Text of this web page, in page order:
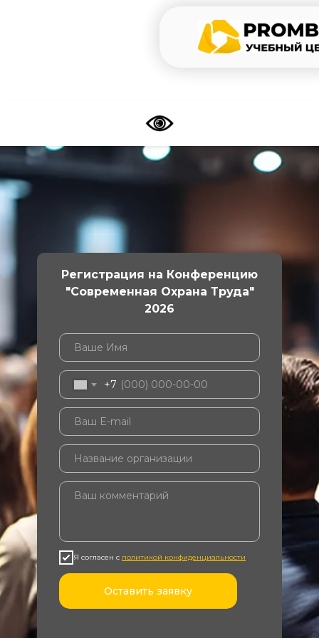
+7
Я согласен с политикой конфиденциальности
Оставить заявку
Регистрация на Конференцию
"Современная Охрана Труда"
2026